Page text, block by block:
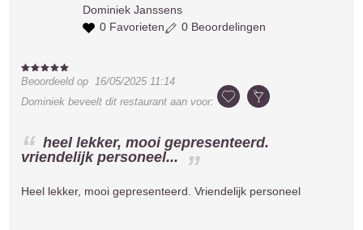
Dominiek Janssens
0 Favorieten
0 Beoordelingen
Beoordeeld op16/05/2025 11:14
Dominiek beveelt dit restaurant aan voor:
heel lekker, mooi gepresenteerd.
vriendelijk personeel...
Heel lekker, mooi gepresenteerd. Vriendelijk personeel